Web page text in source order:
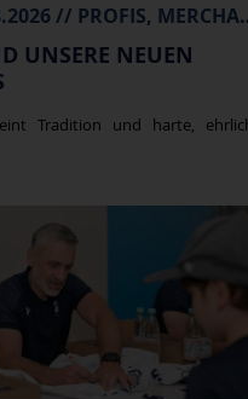
FR,
UNSERE NEUEN
Tradition und harte,